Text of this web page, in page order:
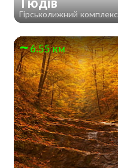
Гірськолижний комплекс
6.55 км